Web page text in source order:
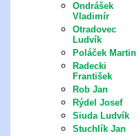
Ondrášek
Vladimír
Otradovec
Ludvík
Poláček Martin
Radecki
František
Rob Jan
Rýdel Josef
Siuda Ludvík
Stuchlík Jan